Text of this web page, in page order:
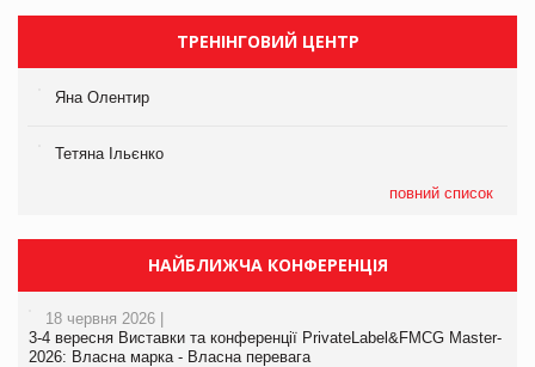
ТРЕНІНГОВИЙ ЦЕНТР
Яна Олентир
Тетяна Ільєнко
повний список
НАЙБЛИЖЧА КОНФЕРЕНЦІЯ
18 червня 2026 |
3-4 вересня Виставки та конференції PrivateLabel&FMCG Master-
2026: Власна марка - Власна перевага